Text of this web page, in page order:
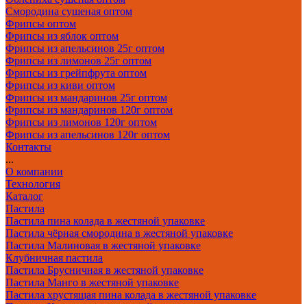
Смородина сушеная оптом
Фрипсы оптом
Фрипсы из яблок оптом
Фрипсы из апельсинов 25г оптом
Фрипсы из лимонов 25г оптом
Фрипсы из грейпфрута оптом
Фрипсы из киви оптом
Фрипсы из мандаринов 25г оптом
Фрипсы из мандаринов 120г оптом
Фрипсы из лимонов 120г оптом
Фрипсы из апельсинов 120г оптом
Контакты
...
О компании
Технология
Каталог
Пастила
Пастила пина колада в жестяной упаковке
Пастила чёрная смородина в жестяной упаковке
Пастила Малиновая в жестяной упаковке
Клубничная пастила
Пастила Брусничная в жестяной упаковке
Пастила Манго в жестяной упаковке
Пастила хрустящая пина колада в жестяной упаковке